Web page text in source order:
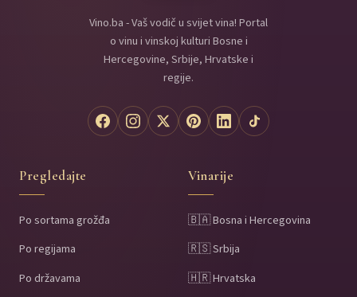
Vino.ba - Vaš vodič u svijet vina! Portal
o vinu i vinskoj kulturi Bosne i
Hercegovine, Srbije, Hrvatske i
regije.
Pregledajte
Po sortama grožđa
Po regijama
Po državama
Vinarije
🇧🇦 Bosna i Hercegovina
🇷🇸 Srbija
🇭🇷 Hrvatska